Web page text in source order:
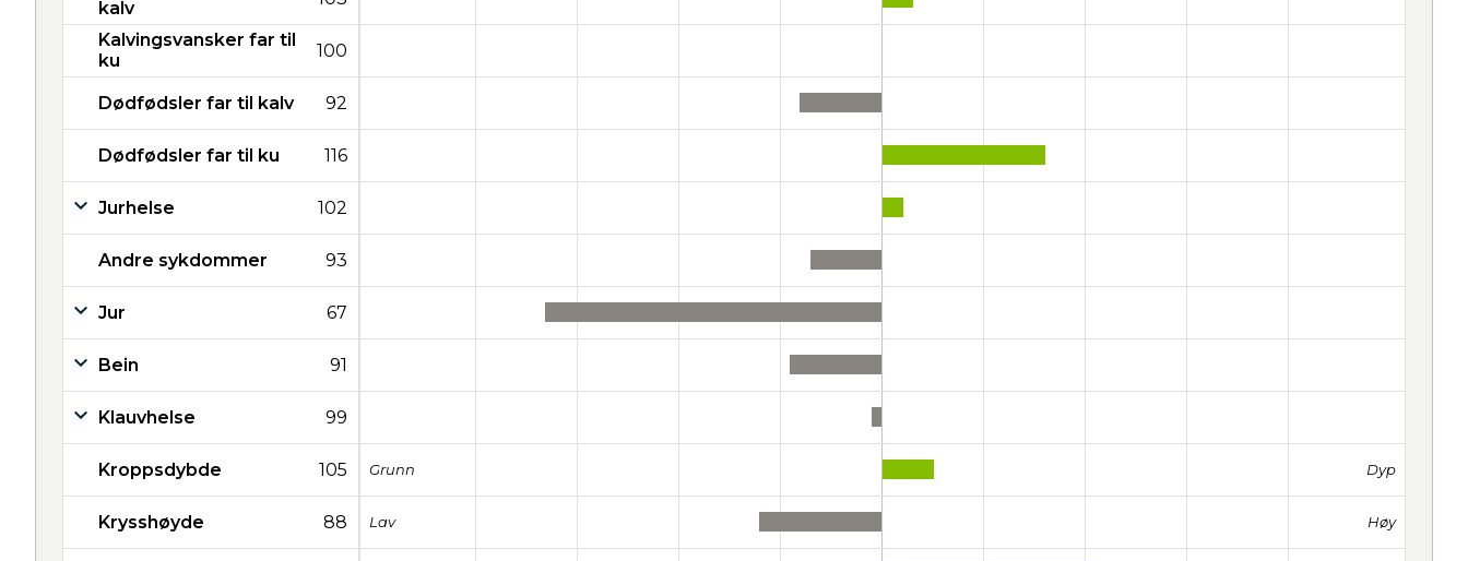
kalv
Kalvingsvansker far til
ku
100
Dødfødsler far til kalv 92
Dødfødsler far til ku 116
Jurhelse 102
Andre sykdommer 93
Jur 67
Bein 91
Klauvhelse 99
Kroppsdybde 105 Grunn Dyp
Krysshøyde 88 Lav Høy